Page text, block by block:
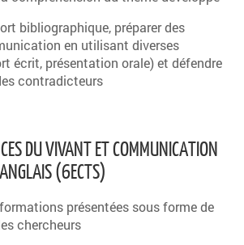
bibliographique, préparer des
en utilisant diverses
écrit, présentation orale) et défendre
contradicteurs
DU VIVANT ET COMMUNICATION
(6ECTS)
présentées sous forme de
chercheurs